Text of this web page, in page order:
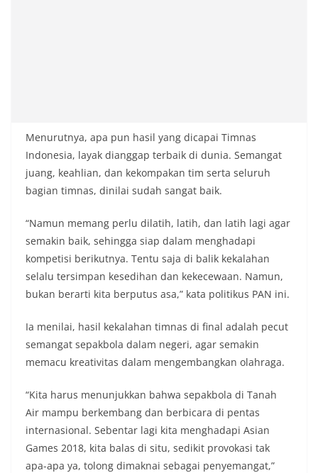
Menurutnya, apa pun hasil yang dicapai Timnas
Indonesia, layak dianggap terbaik di dunia. Semangat
juang, keahlian, dan kekompakan tim serta seluruh
bagian timnas, dinilai sudah sangat baik.
“Namun memang perlu dilatih, latih, dan latih lagi agar
semakin baik, sehingga siap dalam menghadapi
kompetisi berikutnya. Tentu saja di balik kekalahan
selalu tersimpan kesedihan dan kekecewaan. Namun,
bukan berarti kita berputus asa,” kata politikus PAN ini.
Ia menilai, hasil kekalahan timnas di final adalah pecut
semangat sepakbola dalam negeri, agar semakin
memacu kreativitas dalam mengembangkan olahraga.
“Kita harus menunjukkan bahwa sepakbola di Tanah
Air mampu berkembang dan berbicara di pentas
internasional. Sebentar lagi kita menghadapi Asian
Games 2018, kita balas di situ, sedikit provokasi tak
apa-apa ya, tolong dimaknai sebagai penyemangat,”